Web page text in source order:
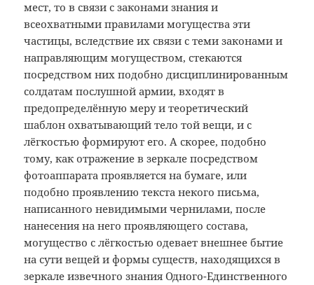
мест, то в связи с законами знания и
всеохватными правилами могущества эти
частицы, вследствие их связи с теми законами и
направляющим могуществом, стекаются
посредством них подобно дисциплинированным
солдатам послушной армии, входят в
предопределённую меру и теоретический
шаблон охватывающий тело той вещи, и с
лёгкостью формируют его. А скорее, подобно
тому, как отражение в зеркале посредством
фотоаппарата проявляется на бумаге, или
подобно проявлению текста некого письма,
написанного невидимыми чернилами, после
нанесения на него проявляющего состава,
могущество с лёгкостью одевает внешнее бытие
на сути вещей и формы существ, находящихся в
зеркале извечного знания Одного-Единственного